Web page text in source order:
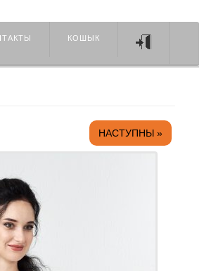
КОШЫК
НАСТУПНЫ »